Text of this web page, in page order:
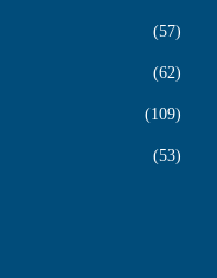
57
62
109
53